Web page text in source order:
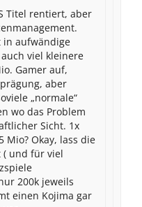
Titel rentiert, aber
in aufwändige
viel kleinere
Gamer auf,
aber
„normale“
wo das Problem
Sicht. 1x
Mio? Okay, lass die
( und für viel
200k jeweils
einen Kojima gar